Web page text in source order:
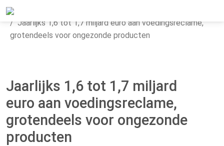
Home
Jaarlijks 1,6 tot 1,7 miljard euro aan voedingsreclame,
grotendeels voor ongezonde producten
Jaarlijks 1,6 tot 1,7 miljard
euro aan voedingsreclame,
grotendeels voor ongezonde
producten